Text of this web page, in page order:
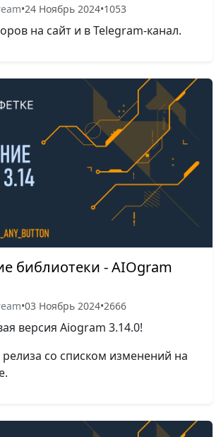
•24 Ноябрь 2024•1053
на сайт и в Telegram-канал.
библиотеки - AIOgram
•03 Ноябрь 2024•2666
версия Aiogram 3.14.0!
со списком изменений на